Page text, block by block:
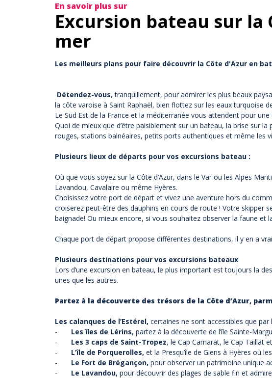
En savoir plus sur
Excursion bateau sur la
mer
Les meilleurs plans pour faire découvrir la Côte d'Azur en
Détendez-vous, tranquillement, pour admirer les plus beaux
la côte varoise à Saint Raphaël, bien flottez sur les eaux turquoise
Le Sud Est de la France et la méditerranée vous attendent pour
Quoi de mieux que d’être paisiblement sur un bateau, la brise sur
rouges, stations balnéaires, petits ports authentiques et même les
Plusieurs lieux de départs pour vos excursions bateau :
Où que vous soyez sur la Côte d’Azur, dans le Var ou les Alpes
Lavandou, Cavalaire ou même Hyères.
Choisissez votre port de départ et vivez une aventure hors du
croiserez peut-être des dauphins en cours de route ! Votre skipper
baignade! Ou mieux encore, si vous souhaitez observer la faune et
Chaque port de départ propose différentes destinations, il y en a
Plusieurs destinations pour vos excursions bateaux
Lors d’une excursion en bateau, le plus important est toujours la
unes que les autres.
Partez à la découverte des trésors de la Côte d’Azur,
Les calanques de l’Estérel, certaines ne sont accessibles que
-
Les îles de Lérins, partez à la découverte de l’île Sainte-
-
Les 3 caps de Saint-Tropez, le Cap Camarat, le Cap Taillat
-
L’île de Porquerolles, et la Presqu’île de Giens à Hyères où
-
Le Fort de Brégançon, pour observer un patrimoine unique
- Le Lavandou, pour découvrir des plages de sable fin et